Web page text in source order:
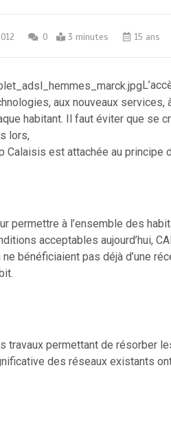
0 3 minutes 15 ans
aux nouveaux services,
habitant. Il faut éviter que se
lors,
Calaisis est attachée au principe
permettre à l’ensemble des
acceptables aujourd’hui,
ne bénéficiaient pas déjà d’une
travaux permettant de résorber
des réseaux existants